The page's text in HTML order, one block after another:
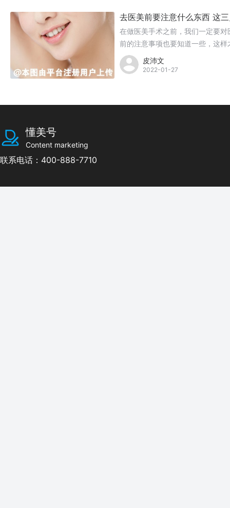
去医美前要注意什么东西 这
在做医美手术之前，我们一定要
前的注意事项也要知道一些，这
皮沛文
2022-01-27
懂美号
Content marketing
联系电话：400-888-7710